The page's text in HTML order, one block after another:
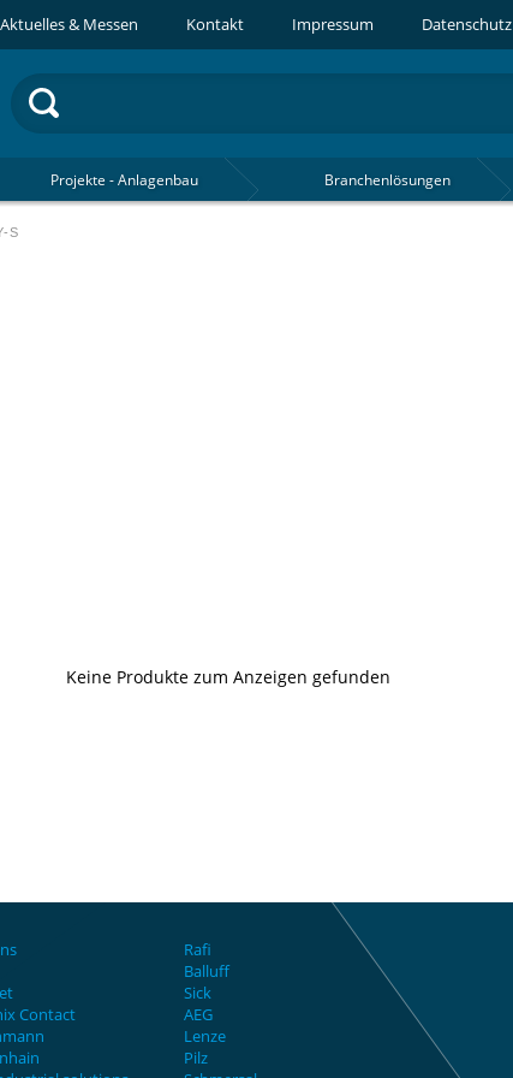
Aktuelles & Messen Kontakt Impressum Datenschutz
Branchenlösungen
Projekte - Anlagenbau
S
Keine Produkte zum Anzeigen gefunden
Rafi
Balluff
Sick
Contact
AEG
Lenze
Pilz